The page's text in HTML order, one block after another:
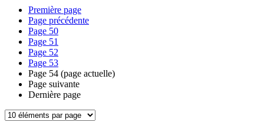
Première page
Page précédente
Page 50
Page 51
Page 52
Page 53
Page 54 (page actuelle)
Page suivante
Dernière page